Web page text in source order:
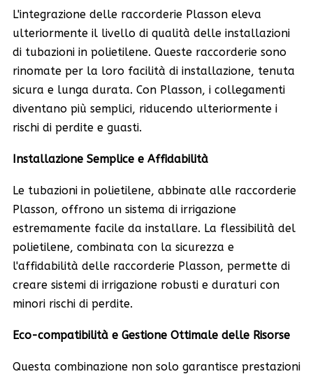
L'integrazione delle raccorderie Plasson eleva
ulteriormente il livello di qualità delle installazioni
di tubazioni in polietilene. Queste raccorderie sono
rinomate per la loro facilità di installazione, tenuta
sicura e lunga durata. Con Plasson, i collegamenti
diventano più semplici, riducendo ulteriormente i
rischi di perdite e guasti.
Installazione Semplice e Affidabilità
Le tubazioni in polietilene, abbinate alle raccorderie
Plasson, offrono un sistema di irrigazione
estremamente facile da installare. La flessibilità del
polietilene, combinata con la sicurezza e
l'affidabilità delle raccorderie Plasson, permette di
creare sistemi di irrigazione robusti e duraturi con
minori rischi di perdite.
Eco-compatibilità e Gestione Ottimale delle Risorse
Questa combinazione non solo garantisce prestazioni